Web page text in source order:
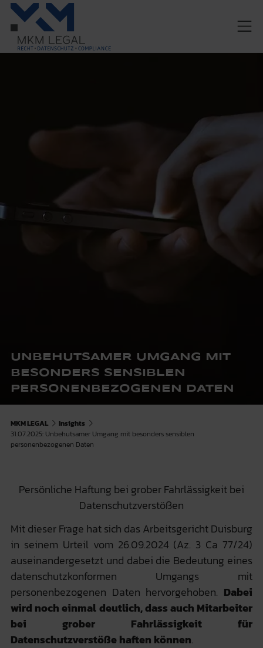
UNBEHUTSAMER UMGANG
MIT
BESONDERS SENSIBLEN
PERSONENBEZOGENEN DATEN
MKM LEGAL
Insights
31.07.2025: Unbehutsamer Umgang mit besonders sensiblen
personenbezogenen Daten
Persönliche Haftung bei grober Fahrlässigkeit bei
Datenschutzverstößen
Mit dieser Frage hat sich das Arbeitsgericht Duisburg
in seinem Urteil vom 26.09.2024 (Az. 3 Ca 77/24)
auseinandergesetzt und dabei die Bedeutung eines
datenschutzkonformen Umgangs mit
personenbezogenen Daten hervorgehoben. Dabei
wird noch einmal deutlich, dass auch Mitarbeiter
bei grober Fahrlässigkeit für
Datenschutzverstöße haften können.